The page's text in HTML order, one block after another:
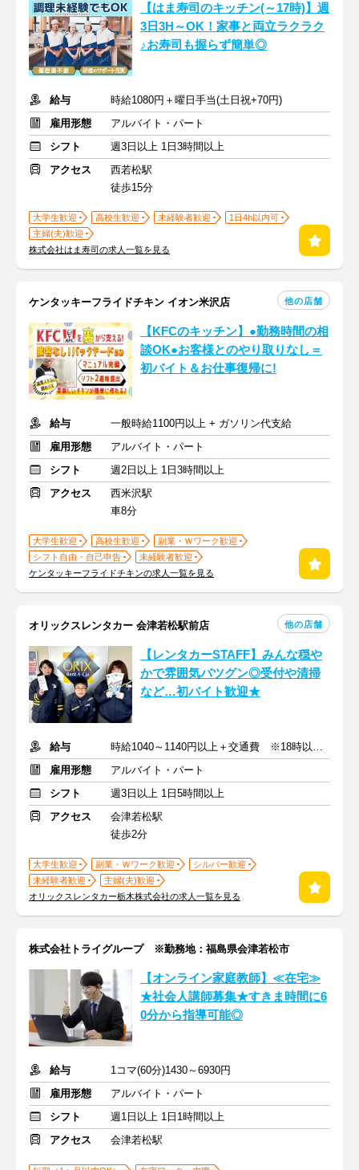
【はま寿司のキッチン(～17時)】週
3日3H～OK！家事と両立ラクラク
♪お寿司も握らず簡単◎
給与
時給1080円＋曜日手当(土日祝+70円)
雇用形態
アルバイト・パート
シフト
週3日以上 1日3時間以上
アクセス
西若松駅
徒歩15分
大学生歓迎 高校生歓迎 未経験者歓迎
1日4h以内可
主婦(夫)歓迎
株式会社はま寿司の求人一覧を見る
ケンタッキーフライドチキン イオン米沢店 他の店舗
【KFCのキッチン】●勤務時間の相
談OK●お客様とのやり取りなし＝
初バイト＆お仕事復帰に!
給与
一般時給1100円以上 + ガソリン代支給
雇用形態
アルバイト・パート
シフト
週2日以上 1日3時間以上
アクセス
西米沢駅
車8分
大学生歓迎 高校生歓迎
副業・Ｗワーク歓迎
シフト自由・自己申告
未経験者歓迎
ケンタッキーフライドチキンの求人一覧を見る
オリックスレンタカー 会津若松駅前店 他の店舗
【レンタカーSTAFF】みんな穏や
かで雰囲気バツグン◎受付や清掃
など…初バイト歓迎★
給与
時給1040～1140円以上＋交通費 ※18時以降/土日祝は時給UP
雇用形態
アルバイト・パート
シフト
週3日以上 1日5時間以上
アクセス
会津若松駅
徒歩2分
大学生歓迎 副業・Ｗワーク歓迎
シルバー歓迎
未経験者歓迎
主婦(夫)歓迎
オリックスレンタカー栃木株式会社の求人一覧を見る
株式会社トライグループ ※勤務地：福島県会津若松市
【オンライン家庭教師】≪在宅≫
★社会人講師募集★すきま時間に6
0分から指導可能◎
給与
1コマ(60分)1430～6930円
雇用形態
アルバイト・パート
シフト
週1日以上 1日1時間以上
アクセス
会津若松駅